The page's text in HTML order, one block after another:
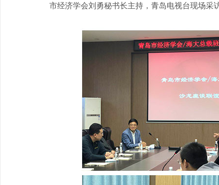
市经济学会刘勇秘书长主持，青岛电视台现场采